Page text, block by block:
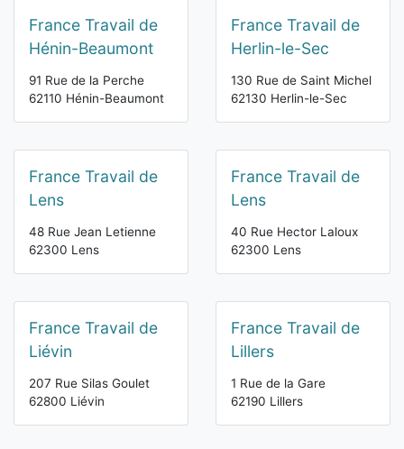
France Travail de
Hénin-Beaumont
91 Rue de la Perche
62110 Hénin-Beaumont
France Travail de
Herlin-le-Sec
130 Rue de Saint Michel
62130 Herlin-le-Sec
France Travail de
Lens
48 Rue Jean Letienne
62300 Lens
France Travail de
Lens
40 Rue Hector Laloux
62300 Lens
France Travail de
Liévin
207 Rue Silas Goulet
62800 Liévin
France Travail de
Lillers
1 Rue de la Gare
62190 Lillers